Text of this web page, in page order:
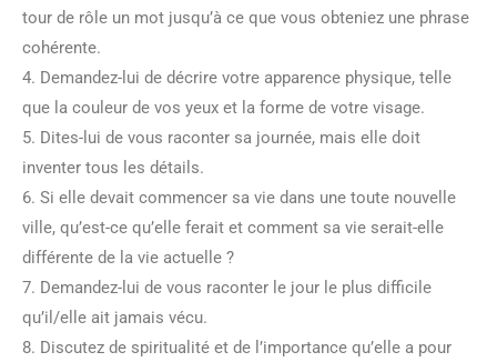
tour de rôle un mot jusqu’à ce que vous obteniez une phrase
cohérente.
4. Demandez-lui de décrire votre apparence physique, telle
que la couleur de vos yeux et la forme de votre visage.
5. Dites-lui de vous raconter sa journée, mais elle doit
inventer tous les détails.
6. Si elle devait commencer sa vie dans une toute nouvelle
ville, qu’est-ce qu’elle ferait et comment sa vie serait-elle
différente de la vie actuelle ?
7. Demandez-lui de vous raconter le jour le plus difficile
qu’il/elle ait jamais vécu.
8. Discutez de spiritualité et de l’importance qu’elle a pour